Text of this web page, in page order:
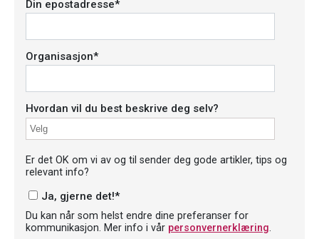
Din epostadresse*
Organisasjon*
Hvordan vil du best beskrive deg selv?
Er det OK om vi av og til sender deg gode artikler, tips og
relevant info?
Ja, gjerne det!*
Du kan når som helst endre dine preferanser for
kommunikasjon. Mer info i vår personvernerklæring.